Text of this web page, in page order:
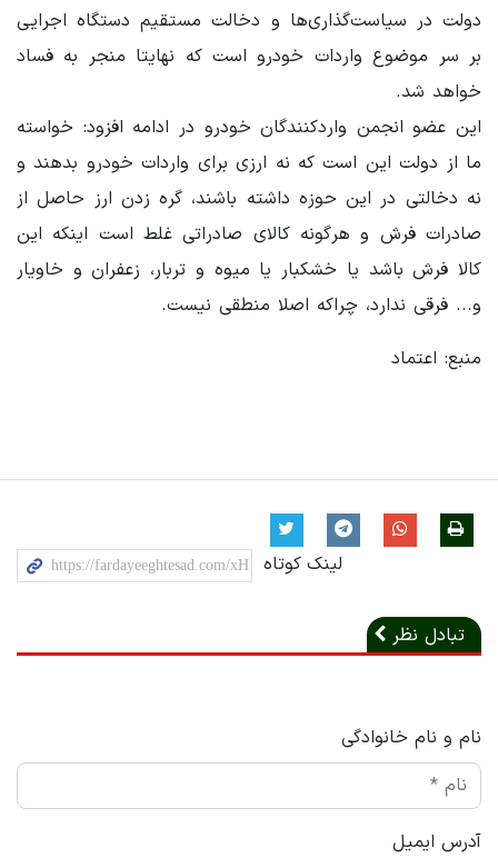
دولت در سیاست‌گذاری‌ها و دخالت مستقیم دستگاه اجرایی
بر سر موضوع واردات خودرو است که نهایتا منجر به فساد
خواهد شد.
این عضو انجمن واردکنندگان خودرو در ادامه افزود: خواسته
ما از دولت این است که نه ارزی برای واردات خودرو بدهند و
نه دخالتی در این حوزه داشته باشند، گره زدن ارز حاصل از
صادرات فرش و هرگونه کالای صادراتی غلط است اینکه این
کالا فرش باشد یا خشکبار یا میوه و تربار، زعفران و خاویار
و... فرقی ندارد، چراکه اصلا منطقی نیست.
منبع: اعتماد
لینک کوتاه
تبادل نظر
نام و نام خانوادگی
آدرس ایمیل